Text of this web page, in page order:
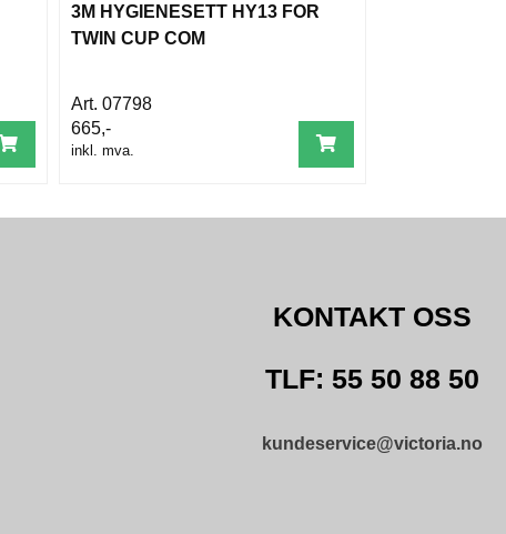
3M HYGIENESETT HY13 FOR
TWIN CUP COM
07798
665,-
inkl. mva.
KONTAKT OSS
TLF: 55 50 88 50
kundeservice@victoria.no